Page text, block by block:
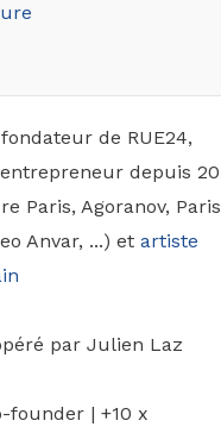
de RUE24,
depuis 20
Paris, Agoranov, Paris
Anvar, ...) et artiste
par Julien Laz
founder | +10 x